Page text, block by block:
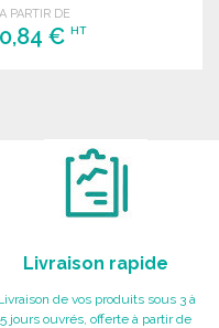
A PARTIR DE
0,84 €HT
Livraison rapide
de vos produits sous 3 à
5 jours ouvrés, offerte à partir de